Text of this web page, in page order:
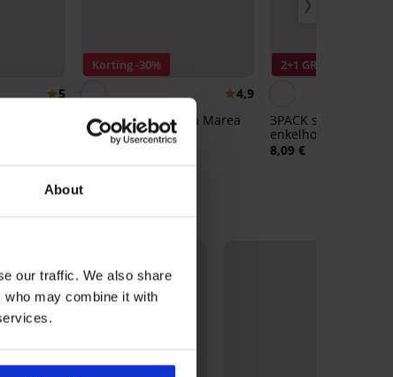
About
our traffic. We also share
may combine it with
5
Korting -30%
4,9
2PACK pantykousen Marea
40 DEN
3,63 €5,19 €
2+1 GRATIS
3PACK sokken Hoho
enkelhoog
8,09 €